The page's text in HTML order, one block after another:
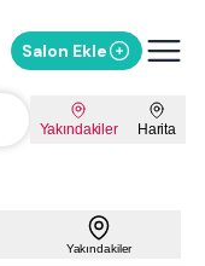
Salon Ekle
Yakındakiler Harita
Yakındakiler